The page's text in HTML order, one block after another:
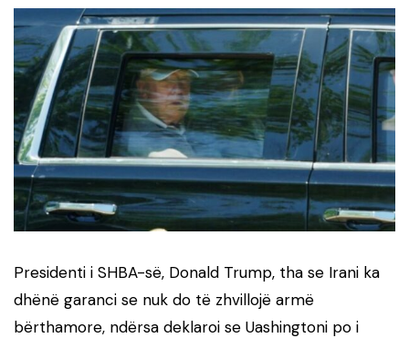
Presidenti i SHBA-së, Donald Trump, tha se Irani ka
dhënë garanci se nuk do të zhvillojë armë
bërthamore, ndërsa deklaroi se Uashingtoni po i